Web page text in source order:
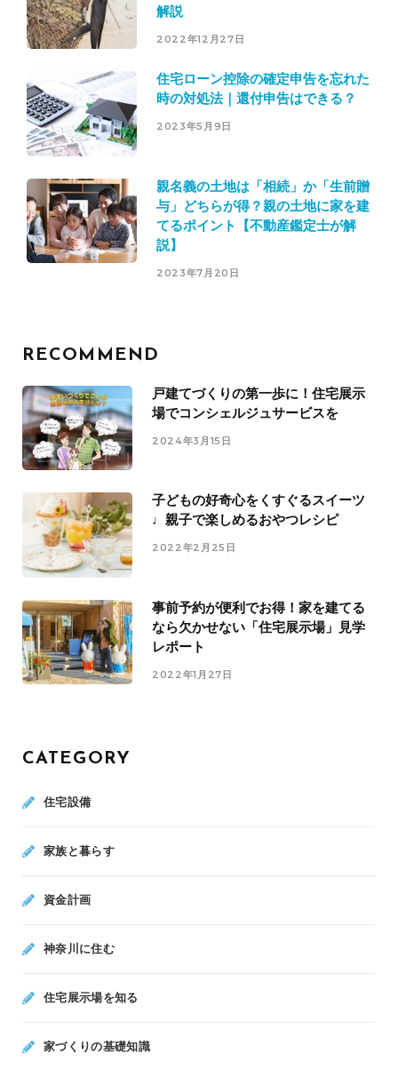
解説
2022年12月27日
住宅ローン控除の確定申告を忘れた
時の対処法｜還付申告はできる？
2023年5月9日
親名義の土地は「相続」か「生前贈
与」どちらが得？親の土地に家を建
てるポイント【不動産鑑定士が解
説】
2023年7月20日
RECOMMEND
戸建てづくりの第一歩に！住宅展示
場でコンシェルジュサービスを
2024年3月15日
子どもの好奇心をくすぐるスイーツ
♩親子で楽しめるおやつレシピ
2022年2月25日
事前予約が便利でお得！家を建てる
なら欠かせない「住宅展示場」見学
レポート
2022年1月27日
CATEGORY
住宅設備
家族と暮らす
資金計画
神奈川に住む
住宅展示場を知る
家づくりの基礎知識